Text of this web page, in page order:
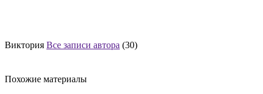
Виктория Все записи автора (30)
Похожие материалы